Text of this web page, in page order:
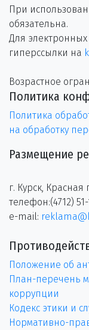
При
обязательна.
Для
гиперссылки на
Возрастное
Политика
Политика
на обработку
Размещение
г. Курск,
телефон:(4712)
e-mail:
Положение об
План-перечень
коррупции
Кодекс этики и
Нормативно-